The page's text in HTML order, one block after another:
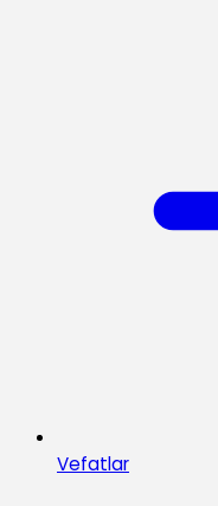
Vefatlar